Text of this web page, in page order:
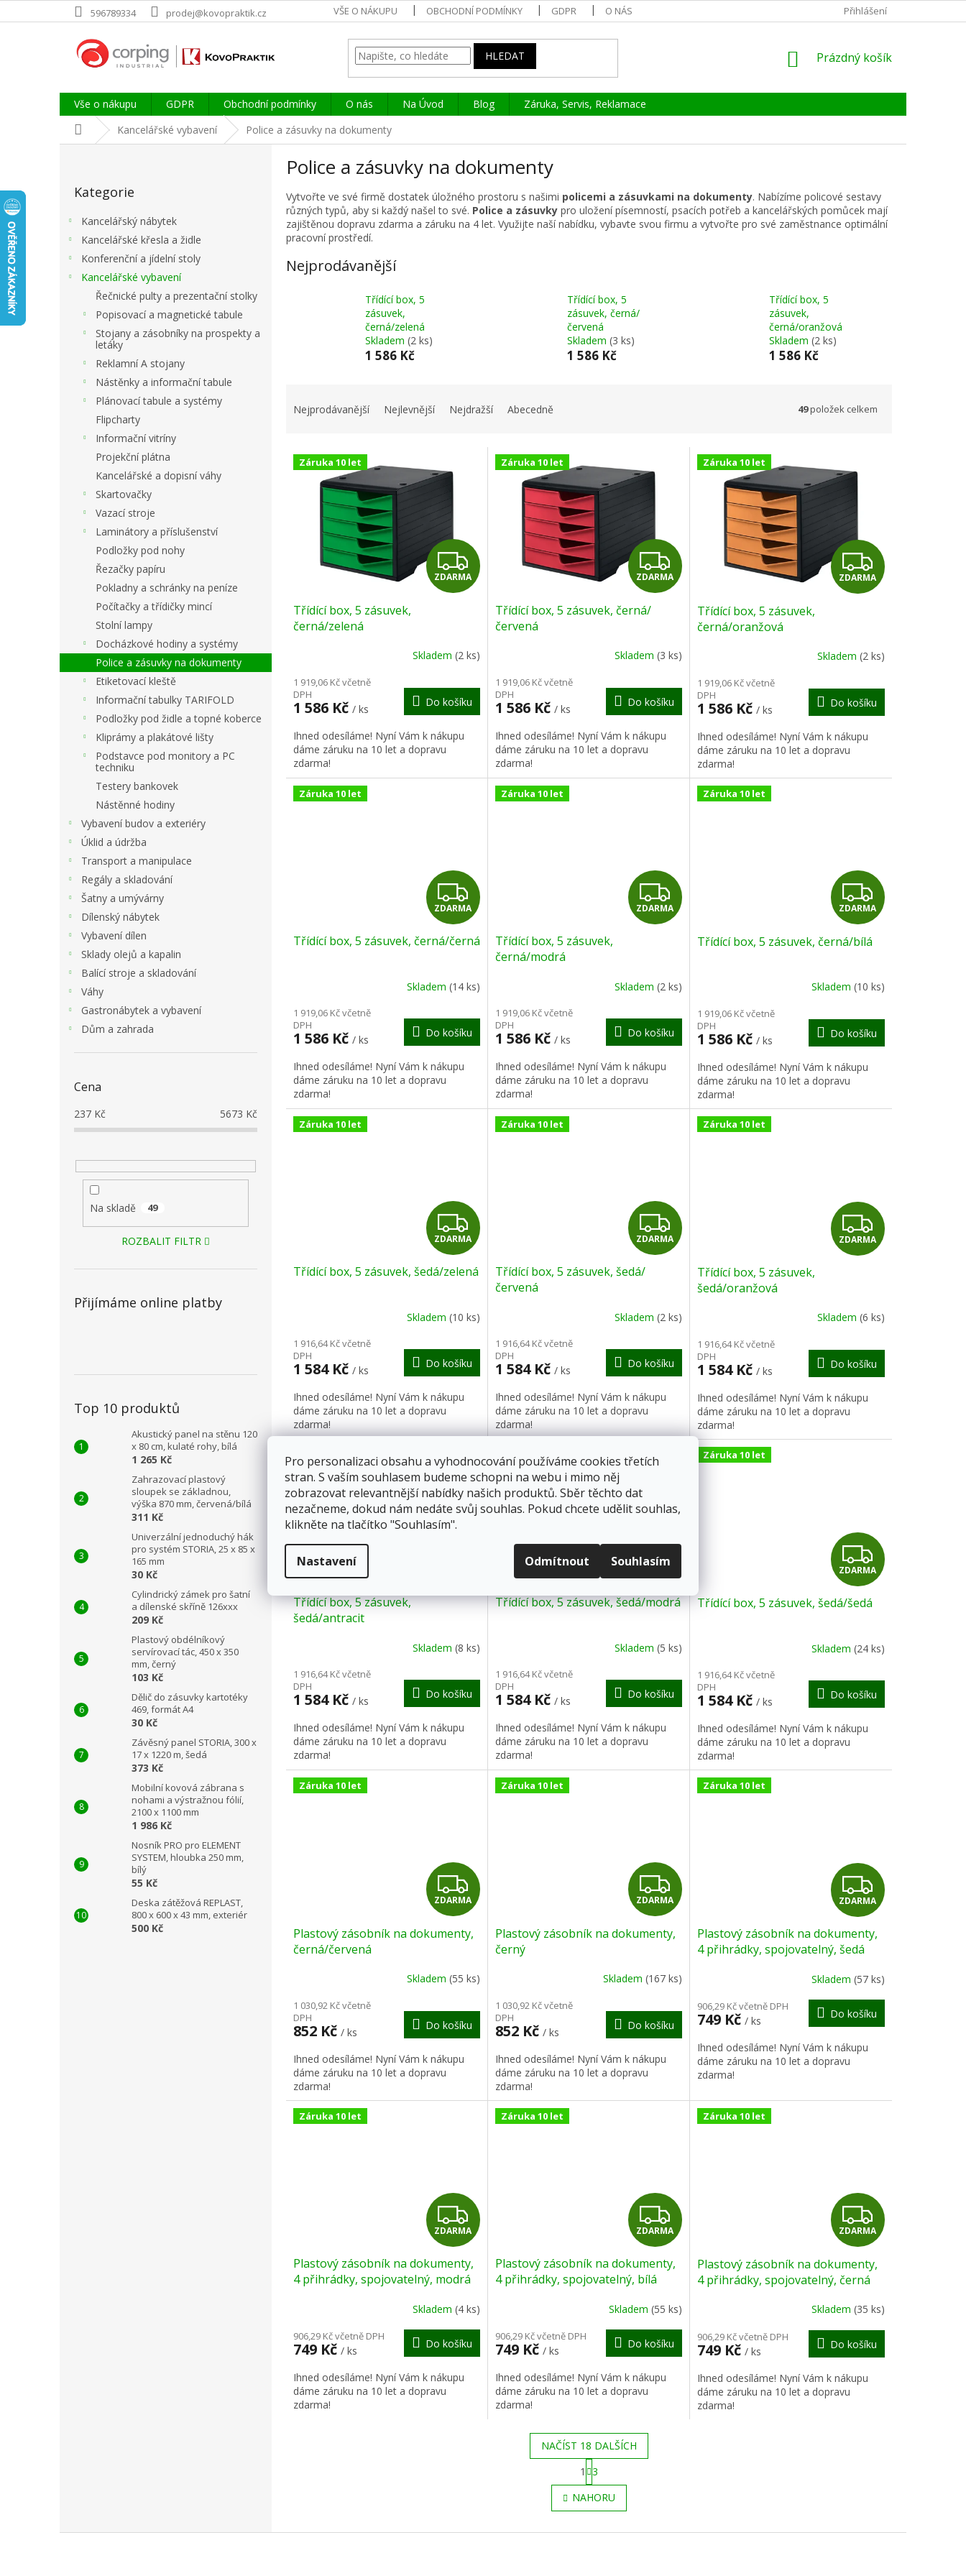
Pro personalizaci obsahu a vyhodnocování používáme cookies třetích
stran. S vaším souhlasem budeme schopni na webu i mimo něj
zobrazovat relevantnější nabídky našich produktů. Sběr těchto dat
nezačneme, dokud nám nedáte svůj souhlas. Pokud chcete udělit souhlas,
klikněte na tlačítko "Souhlasím".
Nastavení Odmítnout Souhlasím
na
596789334 prodej@kovopraktik.cz VŠE O NÁKUPU OBCHODNÍ PODMÍNKY GDPR O NÁS ZÁRUKA, SERVIS, REKLAMACEPřihlášení
HLEDAT
NÁKUPNÍ
Prázdný košík
Vše o nákupu GDPR Obchodní podmínky O nás Na Úvod Blog
Záruka, Servis, Reklamace
Domů Kancelářské vybavení Police a zásuvky na dokumenty
kategorie
Kategorie
Kancelářský nábytek
Kancelářské křesla a židle
Konferenční a jídelní stoly
Kancelářské vybavení
Řečnické pulty a prezentační stolky
Popisovací a magnetické tabule
Stojany a zásobníky na prospekty a
letáky
Reklamní A stojany
Nástěnky a informační tabule
Plánovací tabule a systémy
Flipcharty
Informační vitríny
Projekční plátna
Kancelářské a dopisní váhy
Skartovačky
Vazací stroje
Laminátory a příslušenství
Podložky pod nohy
Řezačky papíru
Pokladny a schránky na peníze
Počítačky a třídičky mincí
Stolní lampy
Docházkové hodiny a systémy
Police a zásuvky na dokumenty
Etiketovací kleště
Informační tabulky TARIFOLD
Podložky pod židle a topné koberce
Kliprámy a plakátové lišty
Podstavce pod monitory a PC
techniku
Testery bankovek
Nástěnné hodiny
Vybavení budov a exteriéry
Úklid a údržba
Transport a manipulace
Regály a skladování
Šatny a umývárny
Dílenský nábytek
Vybavení dílen
Sklady olejů a kapalin
Balící stroje a skladování
Váhy
Gastronábytek a vybavení
Dům a zahrada
Cena
237 Kč 5673 Kč
Na skladě 49
ROZBALIT FILTR
Přijímáme online platby
Top 10 produktů
Akustický panel na stěnu 120
x 80 cm, kulaté rohy, bílá
1 265 Kč
Zahrazovací plastový
sloupek se základnou,
výška 870 mm, červená/bílá
311 Kč
Univerzální jednoduchý hák
pro systém STORIA, 25 x 85 x
165 mm
30 Kč
Cylindrický zámek pro šatní
a dílenské skříně 126xxx
209 Kč
Plastový obdélníkový
servírovací tác, 450 x 350
mm, černý
103 Kč
Dělič do zásuvky kartotéky
469, formát A4
30 Kč
Závěsný panel STORIA, 300 x
17 x 1220 m, šedá
373 Kč
Mobilní kovová zábrana s
nohami a výstražnou fólií,
2100 x 1100 mm
1 986 Kč
Nosník PRO pro ELEMENT
SYSTEM, hloubka 250 mm,
bílý
55 Kč
Deska zátěžová REPLAST,
800 x 600 x 43 mm, exteriér
500 Kč
Police a zásuvky na dokumenty
Vytvořte ve své firmě dostatek úložného prostoru s našimi policemi a zásuvkami na dokumenty. Nabízíme policové sestavy
různých typů, aby si každý našel to své. Police a zásuvky pro uložení písemností, psacích potřeb a kancelářských pomůcek mají
zajištěnou dopravu zdarma a záruku na 4 let. Využijte naší nabídku, vybavte svou firmu a vytvořte pro své zaměstnance optimální
pracovní prostředí.
Nejprodávanější
Třídící box, 5
zásuvek,
černá/zelená
Skladem (2 ks)
1 586 Kč
Třídící box, 5
zásuvek, černá/
červená
Skladem (3 ks)
1 586 Kč
Třídící box, 5
zásuvek,
černá/oranžová
Skladem (2 ks)
1 586 Kč
n
Nejprodávanější Nejlevnější Nejdražší Abecedně 49položek celkem
V Záruka 10 let
Z
D
R
M
A
ZDARMA
Třídící box, 5 zásuvek,
černá/zelená
Skladem (2 ks)
1 919,06 Kč včetně
DPH
1 586 Kč / ks
Do košíku
Ihned odesíláme! Nyní Vám k nákupu
dáme záruku na 10 let a dopravu
zdarma!
Záruka 10 let
Z
D
R
M
A
ZDARMA
Třídící box, 5 zásuvek, černá/
červená
Skladem (3 ks)
1 919,06 Kč včetně
DPH
1 586 Kč / ks
Do košíku
Ihned odesíláme! Nyní Vám k nákupu
dáme záruku na 10 let a dopravu
zdarma!
Záruka 10 let
Z
D
R
M
A
ZDARMA
Třídící box, 5 zásuvek,
černá/oranžová
Skladem (2 ks)
1 919,06 Kč včetně
DPH
1 586 Kč / ks
Do košíku
Ihned odesíláme! Nyní Vám k nákupu
dáme záruku na 10 let a dopravu
zdarma!
Záruka 10 let
Z
D
A
R
M
A
ZDARMA
Třídící box, 5 zásuvek, černá/černá
Skladem (14 ks)
1 919,06 Kč včetně
DPH
1 586 Kč / ks
Do košíku
Ihned odesíláme! Nyní Vám k nákupu
dáme záruku na 10 let a dopravu
zdarma!
Záruka 10 let
Z
D
R
M
A
ZDARMA
Třídící box, 5 zásuvek,
černá/modrá
Skladem (2 ks)
1 919,06 Kč včetně
DPH
1 586 Kč / ks
Do košíku
Ihned odesíláme! Nyní Vám k nákupu
dáme záruku na 10 let a dopravu
zdarma!
Záruka 10 let
Z
D
R
M
A
ZDARMA
Třídící box, 5 zásuvek, černá/bílá
Skladem (10 ks)
1 919,06 Kč včetně
DPH
1 586 Kč / ks
Do košíku
Ihned odesíláme! Nyní Vám k nákupu
dáme záruku na 10 let a dopravu
zdarma!
Záruka 10 let
Z
D
A
R
M
A
ZDARMA
Třídící box, 5 zásuvek, šedá/zelená
Skladem (10 ks)
1 916,64 Kč včetně
DPH
1 584 Kč / ks
Do košíku
Ihned odesíláme! Nyní Vám k nákupu
dáme záruku na 10 let a dopravu
zdarma!
Záruka 10 let
Z
D
R
M
A
ZDARMA
Třídící box, 5 zásuvek, šedá/
červená
Skladem (2 ks)
1 916,64 Kč včetně
DPH
1 584 Kč / ks
Do košíku
Ihned odesíláme! Nyní Vám k nákupu
dáme záruku na 10 let a dopravu
zdarma!
Záruka 10 let
Z
D
R
M
A
ZDARMA
Třídící box, 5 zásuvek,
šedá/oranžová
Skladem (6 ks)
1 916,64 Kč včetně
DPH
1 584 Kč / ks
Do košíku
Ihned odesíláme! Nyní Vám k nákupu
dáme záruku na 10 let a dopravu
zdarma!
Záruka 10 let
A
R
M
A
Třídící box, 5 zásuvek,
šedá/antracit
Skladem (8 ks)
1 916,64 Kč včetně
DPH
1 584 Kč / ks
Do košíku
Ihned odesíláme! Nyní Vám k nákupu
dáme záruku na 10 let a dopravu
zdarma!
Záruka 10 let
Z
D
A
R
M
A
ZDARMA
Třídící box, 5 zásuvek, šedá/modrá
Skladem (5 ks)
1 916,64 Kč včetně
DPH
1 584 Kč / ks
Do košíku
Ihned odesíláme! Nyní Vám k nákupu
dáme záruku na 10 let a dopravu
zdarma!
Záruka 10 let
Z
D
R
M
A
ZDARMA
Třídící box, 5 zásuvek, šedá/šedá
Skladem (24 ks)
1 916,64 Kč včetně
DPH
1 584 Kč / ks
Do košíku
Ihned odesíláme! Nyní Vám k nákupu
dáme záruku na 10 let a dopravu
zdarma!
Záruka 10 let
Z
D
A
R
M
A
ZDARMA
Plastový zásobník na dokumenty,
černá/červená
Skladem (55 ks)
1 030,92 Kč včetně
DPH
852 Kč / ks
Do košíku
Ihned odesíláme! Nyní Vám k nákupu
dáme záruku na 10 let a dopravu
zdarma!
Záruka 10 let
Z
D
A
R
M
A
ZDARMA
Plastový zásobník na dokumenty,
černý
Skladem (167 ks)
1 030,92 Kč včetně
DPH
852 Kč / ks
Do košíku
Ihned odesíláme! Nyní Vám k nákupu
dáme záruku na 10 let a dopravu
zdarma!
Záruka 10 let
Z
D
A
R
M
A
ZDARMA
Plastový zásobník na dokumenty,
4 přihrádky, spojovatelný, šedá
Skladem (57 ks)
906,29 Kč včetně DPH
749 Kč / ks
Do košíku
Ihned odesíláme! Nyní Vám k nákupu
dáme záruku na 10 let a dopravu
zdarma!
Záruka 10 let
Z
D
A
R
M
A
ZDARMA
Plastový zásobník na dokumenty,
4 přihrádky, spojovatelný, modrá
Skladem (4 ks)
906,29 Kč včetně DPH
749 Kč / ks
Do košíku
Ihned odesíláme! Nyní Vám k nákupu
dáme záruku na 10 let a dopravu
zdarma!
Záruka 10 let
Z
D
A
R
M
A
ZDARMA
Plastový zásobník na dokumenty,
4 přihrádky, spojovatelný, bílá
Skladem (55 ks)
906,29 Kč včetně DPH
749 Kč / ks
Do košíku
Ihned odesíláme! Nyní Vám k nákupu
dáme záruku na 10 let a dopravu
zdarma!
Záruka 10 let
Z
D
A
R
M
A
ZDARMA
Plastový zásobník na dokumenty,
4 přihrádky, spojovatelný, černá
Skladem (35 ks)
906,29 Kč včetně DPH
749 Kč / ks
Do košíku
Ihned odesíláme! Nyní Vám k nákupu
dáme záruku na 10 let a dopravu
zdarma!
O
v
l
d
NAČÍST 18 DALŠÍCH
S
t
r
á
n
o
1
3
NAHORU